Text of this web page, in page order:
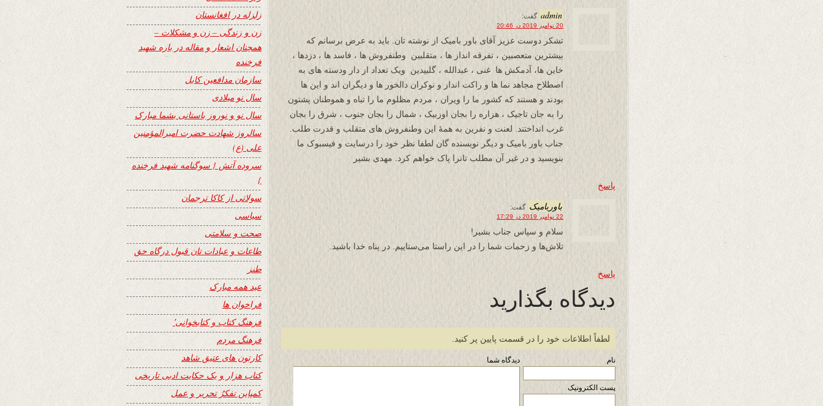
admin گفت:
20 نوامبر 2019 در 20:46
تشکر دوست عزیز آقای باور بامیک از نوشته تان. باید به عرض برسانم که
بیشترین متعصبین ، تفرقه انداز ها ، متقلبین وطنفروش ها ، فاسد ها ، دزدها ،
خاین ها، آدمکش ها غنی ، عبدالله ، گلبیدین ویک تعداد از دار ودسته های به
اصطلاح مجاهد نما ها و راکت انداز و نوکران دالخور ها و دیگران اند و این ها
بودند و هستند که کشور ما را ویران ، مردم مظلوم ما را تباه و هموطنان پشتون
را به جان تاجیک ، هزاره را بجان اوزبیک ، شمال را بجان جنوب ، شرق را بجان
غرب انداختند. لعنت و نفرین به همۀ این وطنفروش های متقلب و قدرت طلب.
جناب باور بامیک و دیگر نویسنده گان لطفا نظر خود را درسایت و فیسبوک ما
بنویسید و در غیر آن مطلب تانرا پاک خواهم کرد. مهدی بشیر
پاسخ
باوربامیک گفت:
22 نوامبر 2019 در 17:29
سلام و سپاس جناب بشیر!
تلاش‌ها و زحمات شما را در این راستا می‌ستاییم. در پناه خدا باشید.
پاسخ
دیدگاه بگذارید
لطفاً اطلاعات خود را در قسمت پایین پر کنید.
نام
پست الکترونیک
دیدگاه شما
زلزله در افغانستان
زن و زندگی – زن و مشکلات –
همچنان اشعار و مقاله در باره شهید
فرخنده
سازمان مدافعین کابل
سال نو میلادی
سال نو و نوروز باستانی بشما مبارک
سالروز شهادت حضرت امیرالمؤمنین
علی (ع)
سروده آتش { سوگنامه شهید فرخنده
}
سولاتی از کاکا ترجمان
سیاسی
صحت و سلامتی
طاعات و عبادات تان قبول درگاه حق
طنز
عید همه مبارک
فراخوان ها
فرهنگ کتاب و کتابخوانی٬
فرهنگ مردم
کارتون های عتیق شاهد
کتاب هزار و یک حکایت ادبی تاریخی
کمپاین تفکرُ تحریر و عمل